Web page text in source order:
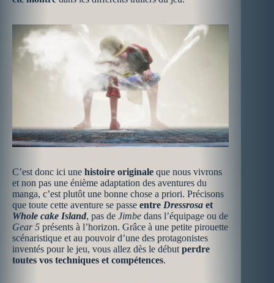
C’est donc ici une histoire originale que nous vivrons
et non pas une énième adaptation des aventures du
manga, c’est plutôt une bonne chose a priori. Précisons
que toute cette aventure se passe entre Dressrosa et
Whole cake Island, pas de Jimbe dans l’équipage ou de
Gear 5 présents à l’horizon. Grâce à une petite pirouette
scénaristique et au pouvoir d’une des protagonistes
inventés pour le jeu, vous allez dès le début perdre
toutes vos techniques et compétences.